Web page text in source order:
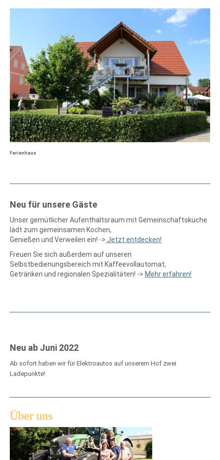
Ferienhaus
Neu für unsere Gäste
Unser gemütlicher Aufenthaltsraum mit Gemeinschaftsküche
lädt zum gemeinsamen Kochen,
Genießen und Verweilen ein! -> Jetzt entdecken!
Freuen Sie sich außerdem auf unseren
Selbstbedienungsbereich mit Kaffeevollautomat,
Getränken und regionalen Spezialitäten! -> Mehr erfahren!
Neu ab Juni 2022
Ab sofort haben wir für Elektroautos auf unserem Hof zwei
Ladepunkte!
Über uns